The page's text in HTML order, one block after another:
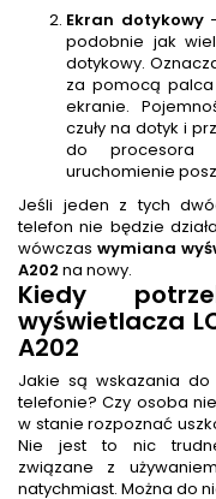
Ekran dotykowy
podobnie jak
dotykowy.
za pomocą
ekranie.
czuły na dotyk i
do procesora
uruchomienie
Jeśli jeden z tych
telefon nie będzie
wówczas wymiana
A202 na nowy.
Kiedy
wyświetlacza
A202
Jakie są wskazania do
telefonie? Czy osoba
w stanie rozpoznać
Nie jest to nic
związane z
natychmiast. Można do